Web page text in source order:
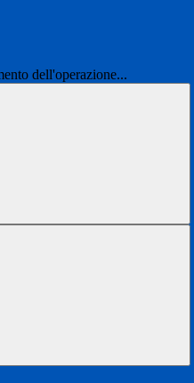
dell'operazione...